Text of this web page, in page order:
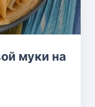
муки на